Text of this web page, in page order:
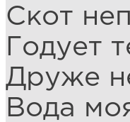
Скот
Годует
Друже
Вода